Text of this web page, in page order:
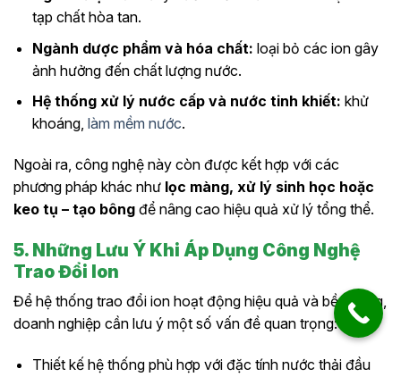
tạp chất hòa tan.
Ngành dược phẩm và hóa chất: loại bỏ các ion gây
ảnh hưởng đến chất lượng nước.
Hệ thống xử lý nước cấp và nước tinh khiết: khử
khoáng, làm mềm nước.
Ngoài ra, công nghệ này còn được kết hợp với các
phương pháp khác như lọc màng, xử lý sinh học hoặc
keo tụ – tạo bông để nâng cao hiệu quả xử lý tổng thể.
5. Những Lưu Ý Khi Áp Dụng Công Nghệ
Trao Đổi Ion
Để hệ thống trao đổi ion hoạt động hiệu quả và bền vững,
doanh nghiệp cần lưu ý một số vấn đề quan trọng:
Thiết kế hệ thống phù hợp với đặc tính nước thải đầu